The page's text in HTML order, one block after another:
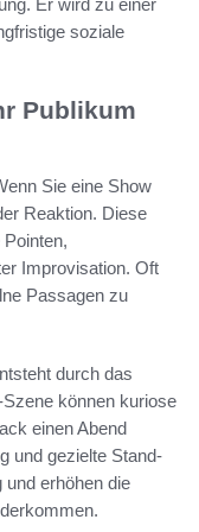
Er wird zu einer
soziale
Publikum
Sie eine Show
Reaktion. Diese
Improvisation. Oft
Passagen zu
durch das
können kuriose
einen Abend
und gezielte Stand-
erhöhen die